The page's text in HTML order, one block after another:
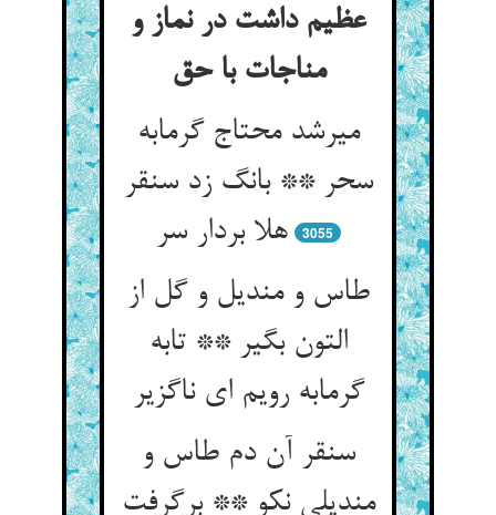
عظیم داشت در نماز و
مناجات با حق
میرشد محتاج گرمابه
سحر ** بانگ زد سنقر
هلا بردار سر
3055
طاس و مندیل و گل از
التون بگیر ** تابه
گرمابه رویم ای ناگزیر
سنقر آن دم طاس و
مندیلی نکو ** برگرفت